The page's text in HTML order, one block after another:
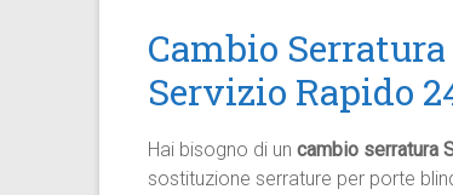
Cambio
Servizio Rapido
Hai bisogno di un cambio serratura
sostituzione serrature per porte